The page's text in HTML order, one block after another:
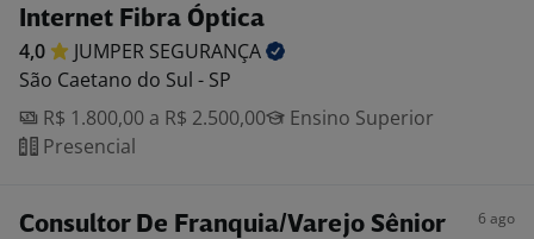
Internet Fibra Óptica
4,0 JUMPER SEGURANÇA
São Caetano do Sul - SP
R$ 1.800,00 a R$ 2.500,00
Ensino Superior
Presencial
Consultor De Franquia/Varejo Sênior 6 ago